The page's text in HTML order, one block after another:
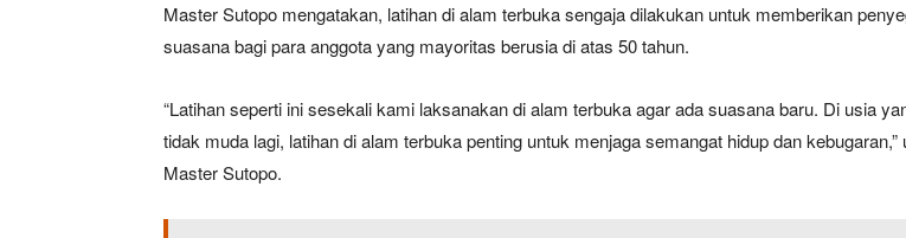
News Week
Magazine PRO
Master Sutopo mengatakan, latihan di alam terbuka sengaja dilakukan untuk memberikan
suasana bagi para anggota yang mayoritas berusia di atas 50 tahun.
“Latihan seperti ini sesekali kami laksanakan di alam terbuka agar ada suasana baru. Di usia
tidak muda lagi, latihan di alam terbuka penting untuk menjaga semangat hidup dan kebugaran,”
Master Sutopo.